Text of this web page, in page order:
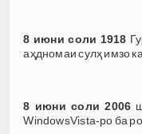
8 июни соли 1918
аҳдномаи сулҳ имзо
8 июни соли 2006
WindowsVista-ро ба